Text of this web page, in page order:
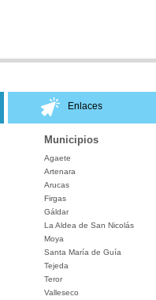
Enlaces
Municipios
Agaete
Artenara
Arucas
Firgas
Gáldar
La Aldea de San Nicolás
Moya
Santa María de Guía
Tejeda
Teror
Valleseco